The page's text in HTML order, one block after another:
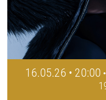
16.05.26 • 20:00